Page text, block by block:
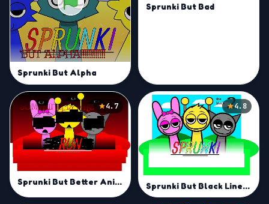
Sprunki But Alpha
Sprunki But Bad
4.7
Sprunki But Better Animations
4.8
Sprunki But Black Lines Mod